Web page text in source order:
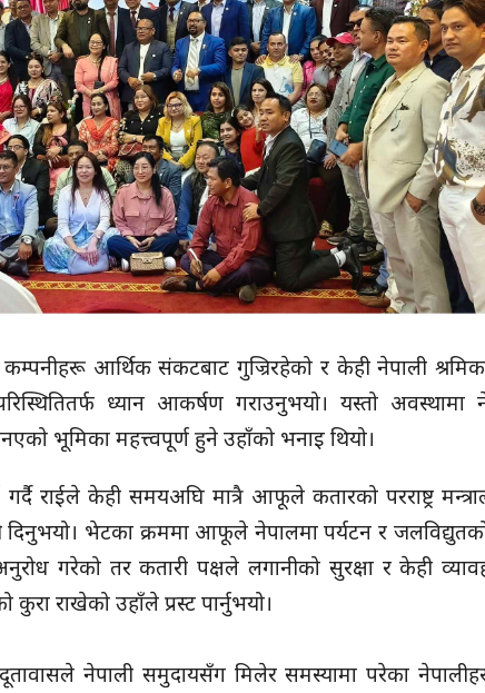
आर्थिक संकटबाट गुज्रिरहेको र केही नेपाली
ध्यान आकर्षण गराउनुभयो। यस्तो अवस्थामा
भूमिका महत्त्वपूर्ण हुने उहाँको भनाइ थियो।
गर्दै राईले केही समयअघि मात्रै आफूले कतारको परराष्ट्र
भेटका क्रममा आफूले नेपालमा पर्यटन र
गरेको तर कतारी पक्षले लगानीको सुरक्षा र केही
राखेको उहाँले प्रस्ट पार्नुभयो।
दूतावासले नेपाली समुदायसँग मिलेर समस्यामा परेका